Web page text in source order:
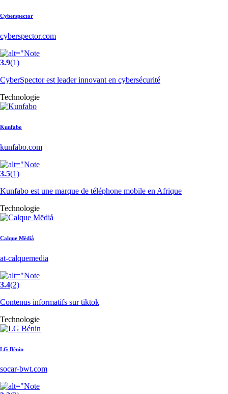
Cyberspector
cyberspector.com
3.9(1)
CyberSpector est leader innovant en cybersécurité
Technologie
Kunfabo
kunfabo.com
3.5(1)
Kunfabo est une marque de téléphone mobile en Afrique
Technologie
Calque Mēdiå
at-calquemedia
3.4(2)
Contenus informatifs sur tiktok
Technologie
LG Bénin
socar-bwt.com